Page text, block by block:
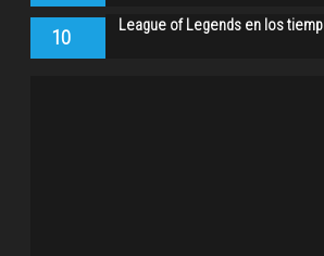
10 League of Legends en los